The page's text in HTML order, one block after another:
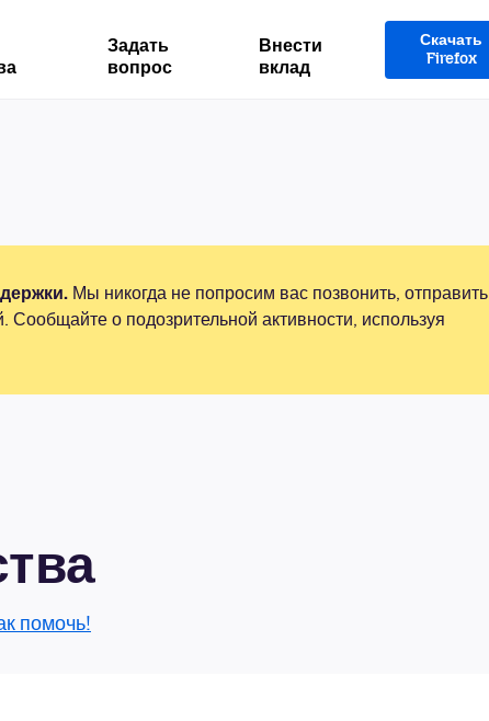
Задать
вопрос
Внести
вклад
Скачать
Firefox
Мы никогда не попросим вас позвонить, отправить
о подозрительной активности, используя
помочь!